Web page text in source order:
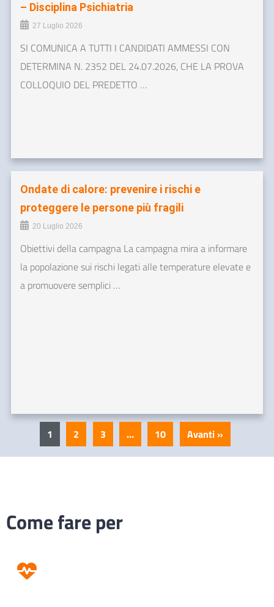
– Disciplina Psichiatria
27 Luglio 2026
SI COMUNICA A TUTTI I CANDIDATI AMMESSI CON
DETERMINA N. 2352 DEL 24.07.2026, CHE LA PROVA
COLLOQUIO DEL PREDETTO …
Ondate di calore: prevenire i rischi e
proteggere le persone più fragili
20 Luglio 2026
Obiettivi della campagna La campagna mira a informare
la popolazione sui rischi legati alle temperature elevate e
a promuovere semplici …
1 2 3 … 10 Avanti »
Come fare per